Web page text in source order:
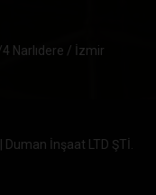
Narlıdere / İzmir
Duman İnşaat LTD ŞTİ.